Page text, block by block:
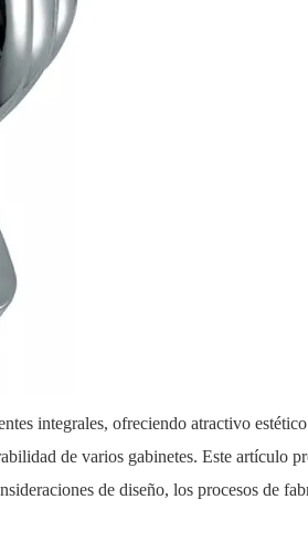
integrales, ofreciendo atractivo
de varios gabinetes. Este artículo
de diseño, los procesos de